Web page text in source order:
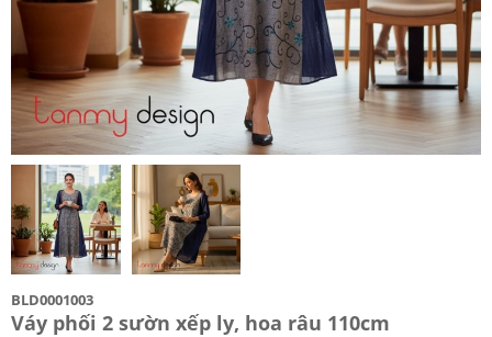
BLD0001003
Váy phối 2 sườn xếp ly, hoa râu 110cm